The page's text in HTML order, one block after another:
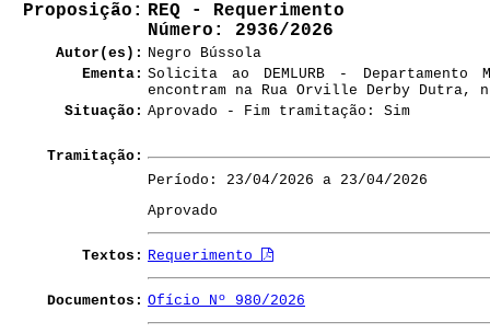
Proposição: REQ - Requerimento
Número : 2936/2026
Autor(es): Negro Bússola
Ementa: Solicita ao DEMLURB -
encontram na Rua Orville Derby
Situação: Aprovado - Fim tramitação: Sim
Tramitação:
Período: 23/04/2026 a 23/04/2026
Aprovado
Textos: Requerimento
Documentos: Ofício Nº 980/2026